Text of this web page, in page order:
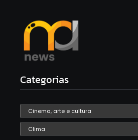
Categorias
Cinema, arte e cultura
Clima